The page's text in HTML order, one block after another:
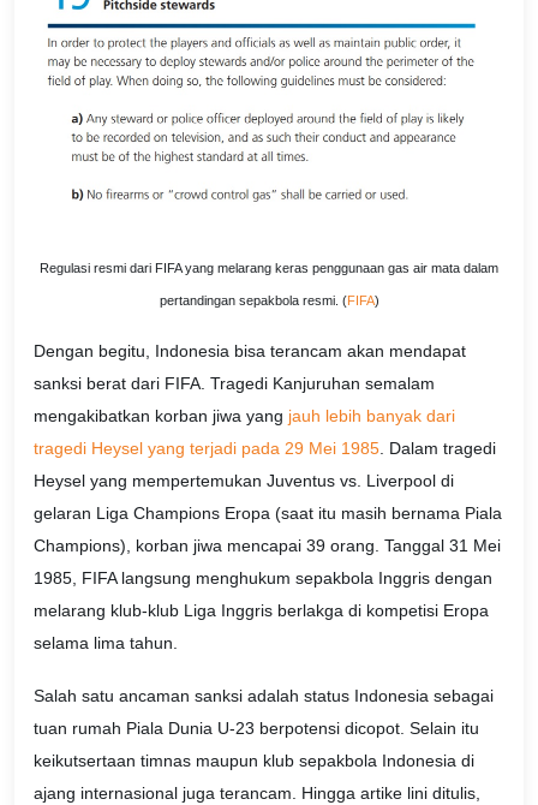
Regulasi resmi dari FIFA yang melarang keras penggunaan gas air mata dalam
pertandingan sepakbola resmi. (FIFA)
Dengan begitu, Indonesia bisa terancam akan mendapat
sanksi berat dari FIFA. Tragedi Kanjuruhan semalam
mengakibatkan korban jiwa yang jauh lebih banyak dari
tragedi Heysel yang terjadi pada 29 Mei 1985. Dalam tragedi
Heysel yang mempertemukan Juventus vs. Liverpool di
gelaran Liga Champions Eropa (saat itu masih bernama Piala
Champions), korban jiwa mencapai 39 orang. Tanggal 31 Mei
1985, FIFA langsung menghukum sepakbola Inggris dengan
melarang klub-klub Liga Inggris berlakga di kompetisi Eropa
selama lima tahun.
Salah satu ancaman sanksi adalah status Indonesia sebagai
tuan rumah Piala Dunia U-23 berpotensi dicopot. Selain itu
keikutsertaan timnas maupun klub sepakbola Indonesia di
ajang internasional juga terancam. Hingga artike lini ditulis,